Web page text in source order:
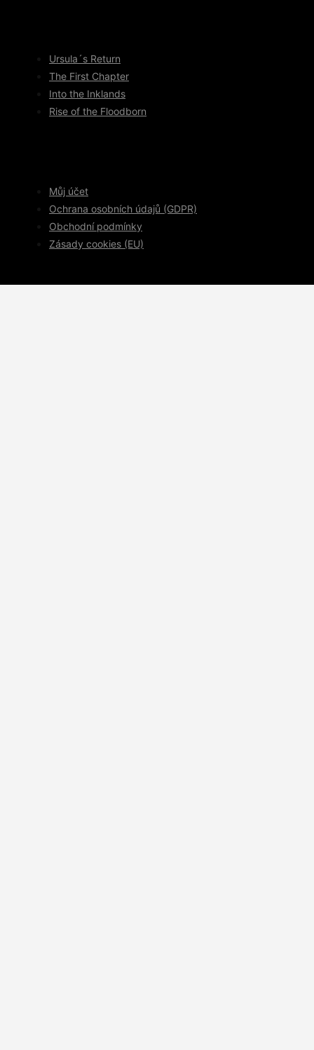
Ursula´s Return
The First Chapter
Into the Inklands
Rise of the Floodborn
Můj účet
Ochrana osobních údajů (GDPR)
Obchodní podmínky
Zásady cookies (EU)